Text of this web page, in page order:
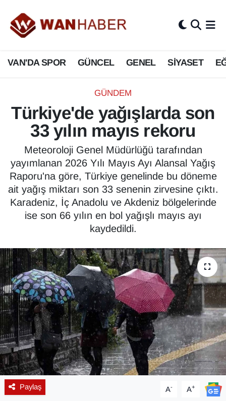
VAN'DA SPOR GÜNCEL GENEL SİYASET
GÜNDEM
Türkiye'de yağışlarda son
33 yılın mayıs rekoru
Meteoroloji Genel Müdürlüğü tarafından
yayımlanan 2026 Yılı Mayıs Ayı Alansal Yağış
Raporu'na göre, Türkiye genelinde bu döneme
ait yağış miktarı son 33 senenin zirvesine çıktı.
Karadeniz, İç Anadolu ve Akdeniz bölgelerinde
ise son 66 yılın en bol yağışlı mayıs ayı
kaydedildi.
Paylaş A- A+
3.SAYFA
ASAYİŞ
BİLİM VE TEKNOLOJİ
Biyografi
Bölge Haberleri
ÇEVRE
Deprem
Dernekler, Odalar
DÜNYA
EĞİTİM
EKONOMİ
Eleman
Emlak
En çok konuşulanlar
Van Nöbetçi Eczaneler
Van Hava Durumu
Van Namaz Vakitleri
Van Trafik Yoğunluk Haritası
Süper Lig Puan Durumu ve Fikstür
Tüm Manşetler
Son Dakika Haberleri
Haber Arşivi